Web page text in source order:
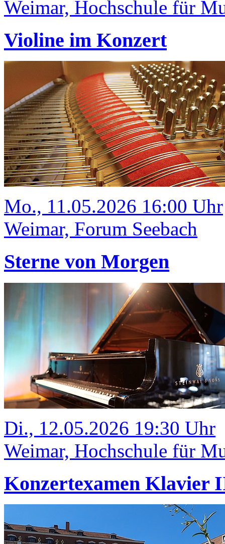
Weimar, Hochschule für
Violine im Konzert
Mo., 11.05.2026 16:00 Uhr
Weimar, Forum Seebach
Sterne von Morgen
Di., 12.05.2026 19:30 Uhr
Weimar, Hochschule für
Konzertexamen Klavier